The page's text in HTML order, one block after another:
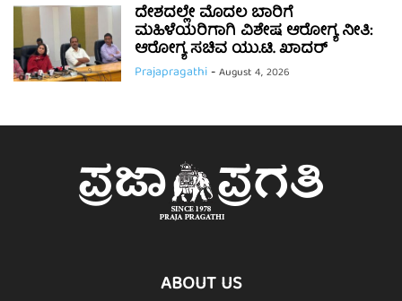
ದೇಶದಲ್ಲೇ ಮೊದಲ ಬಾರಿಗೆ
ಮಹಿಳೆಯರಿಗಾಗಿ ವಿಶೇಷ ಆರೋಗ್ಯ ನೀತಿ:
ಆರೋಗ್ಯ ಸಚಿವ ಯು.ಟಿ. ಖಾದರ್
Prajapragathi-August 4, 2026
ABOUT US